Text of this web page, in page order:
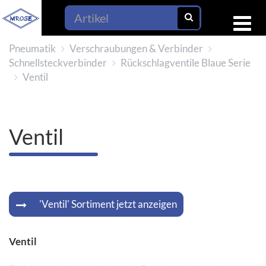
Pneumatik
Verschraubungen & Verbinder
Schnellsteckverbinder
Rückschlagventile Blaue Serie
Ventil
Ventil
'Ventil' Sortiment jetzt anzeigen
Ventil